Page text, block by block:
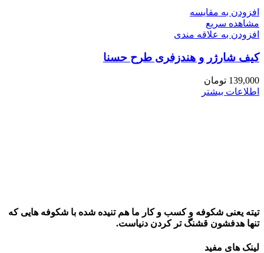
افزودن به مقایسه
مشاهده سریع
افزودن به علاقه مندی
کیف شارژر و هندزفری طرح حسنا
139,000 تومان
اطلاعات بیشتر
تیته یعنی شکوفه و کسب و کار ما هم تنیده شده با شکوفه هایی که
تنها هدفشون قشنگ تر کردن دنیاست.
لینک های مفید